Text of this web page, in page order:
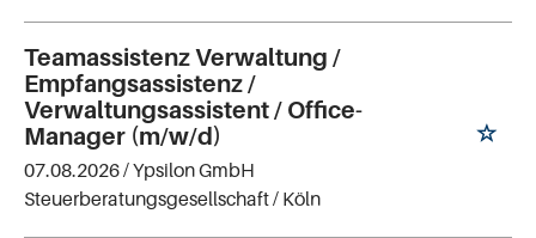
Teamassistenz Verwaltung /
Empfangsassistenz /
Verwaltungsassistent / Office-
Manager (m/w/d)
07.08.2026 /Ypsilon GmbH
Steuerberatungsgesellschaft/ Köln